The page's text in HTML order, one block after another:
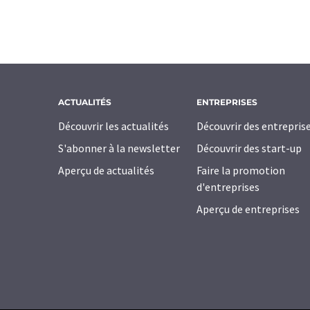
ACTUALITÉS
Découvrir les actualités
S'abonner à la newsletter
Aperçu de actualités
ENTREPRISES
Découvrir des
Découvrir des start-up
Faire la promotion
d'entreprises
Aperçu de entreprises